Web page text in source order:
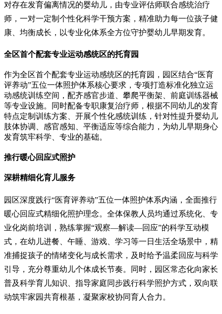
对存在发育偏离情况的婴幼儿，由专业评估师联合感统治疗
师，一对一定制个性化科学干预方案，精准助力每一位孩子健
康、均衡成长，以专业化体系全方位守护婴幼儿早期发育。
全区首个配套专业运动感统区的托育园
作为全区首个配套专业运动感统区的托育园，园区结合“医育
评养动”五位一体照护体系核心要求，专项打造标准化独立运
动感统训练空间，配齐感官步道、攀爬平衡架、前庭训练器械
等专业设施。同时配备专职康复治疗师，根据不同幼儿的发育
特点定制训练方案、开展个性化感统训练，针对性提升婴幼儿
肢体协调、感官感知、平衡适应等综合能力，为幼儿早期身心
发育筑牢科学、专业的基础。
推行暖心回应式照护
深耕精细化育儿服务
园区深度践行“医育评养动”五位一体照护体系内涵，全面推行
暖心回应式精细化照护理念。全体保教人员均通过系统化、专
业化岗前培训，熟练掌握“观察—解读—回应”的科学互动模
式，在幼儿进餐、午睡、游戏、学习等一日生活全场景中，精
准捕捉孩子的情绪变化与成长需求，及时给予温柔回应与科学
引导，充分尊重幼儿个体成长节奏。同时，园区常态化向家长
普及科学育儿知识、指导家庭同步践行科学照护方式，双向联
动筑牢家园共育根基，凝聚家校协同育人合力。